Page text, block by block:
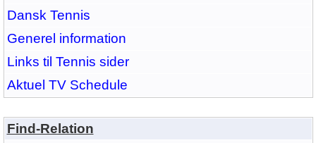
Dansk Tennis
Generel information
Links til Tennis sider
Aktuel TV Schedule
Find-Relation